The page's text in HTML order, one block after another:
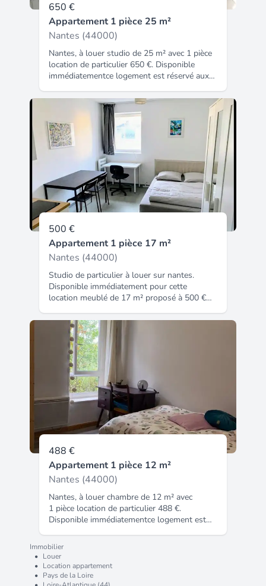
650 €
Appartement 1 pièce 25 m²
Nantes (44000)
Nantes, à louer studio de 25 m² avec 1 pièce
location de particulier 650 €. Disponible
immédiatementce logement est réservé aux
insee : 44109. Atouts : toilettes
indépendantes, internet inclus,
stationnement possible, balcon ou terrasse,
cuisine équipée, proximité transport,
proximité commerce.
500 €
Appartement 1 pièce 17 m²
Nantes (44000)
Studio de particulier à louer sur nantes.
Disponible immédiatement pour cette
location meublé de 17 m² proposé à 500 €
immédiatementce logement est réservé aux
étudiants. Annonce entre particuliers. Code
insee : 44109. Atouts : cave ou local,
toilettes indépendantes, ascenseur, cuisine
équipée, proximité transport, proximité
commerce, accès à mobilité réduite.
488 €
Appartement 1 pièce 12 m²
Nantes (44000)
Nantes, à louer chambre de 12 m² avec
1 pièce location de particulier 488 €.
Disponible immédiatementce logement est
particuliers. Code insee : 44109. Atouts :
cuisine possible, cave ou local, internet
inclus, stationnement possible, proximité
transport, proximité commerce, accès à
Immobilier
• Louer
• Location appartement
• Pays de la Loire